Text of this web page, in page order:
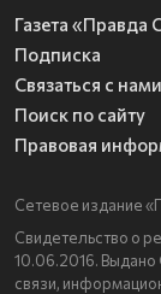
Газета «Правда
Подписка
Связаться с нами
Поиск по сайту
Правовая
Сетевое издание
Свидетельство о
10.06.2016.
связи,